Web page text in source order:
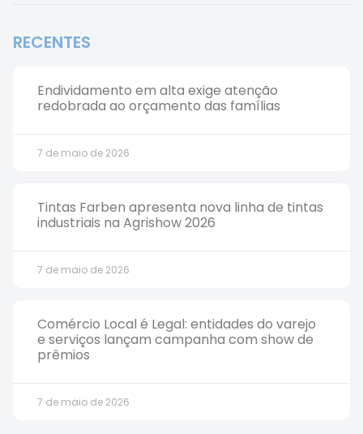
RECENTES
Endividamento em alta exige atenção
redobrada ao orçamento das famílias
7 de maio de 2026
Tintas Farben apresenta nova linha de tintas
industriais na Agrishow 2026
7 de maio de 2026
Comércio Local é Legal: entidades do varejo
e serviços lançam campanha com show de
prêmios
7 de maio de 2026